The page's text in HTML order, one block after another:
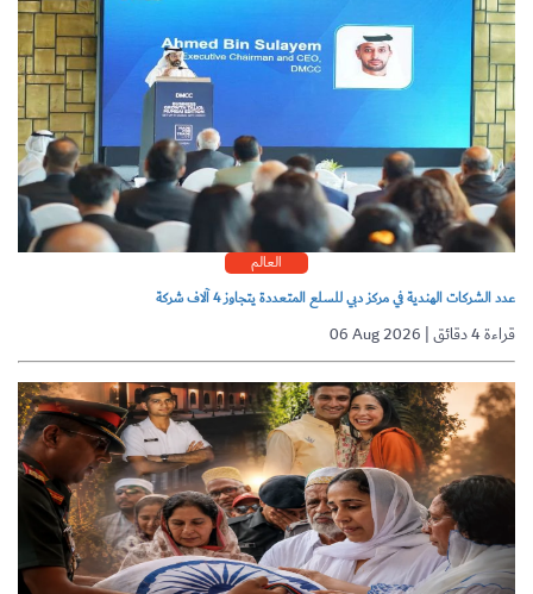
العالم
عدد الشركات الهندية في مركز دبي للسلع المتعددة يتجاوز 4 آلاف شركة
06 Aug 2026 | قراءة 4 دقائق